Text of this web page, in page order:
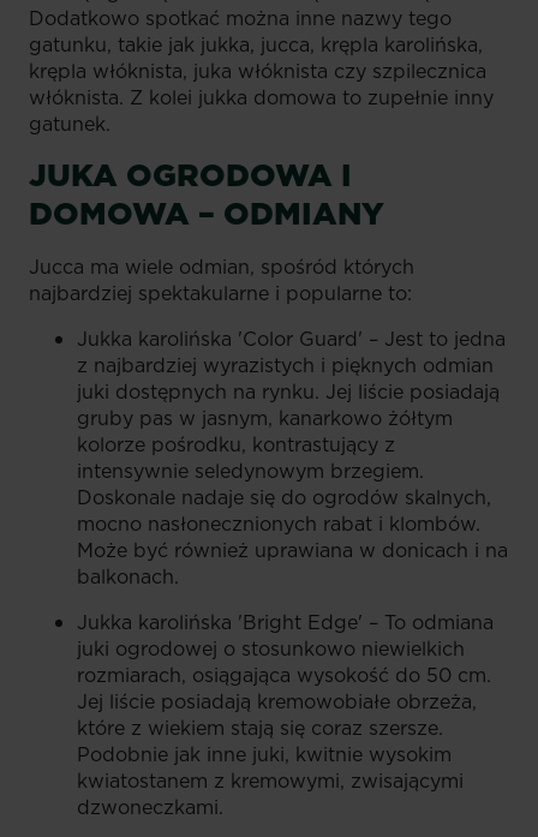
Dodatkowo spotkać można inne nazwy tego
gatunku, takie jak jukka, jucca, krępla karolińska,
krępla włóknista, juka włóknista czy szpilecznica
włóknista. Z kolei jukka domowa to zupełnie inny
gatunek.
JUKA OGRODOWA I
DOMOWA – ODMIANY
Jucca ma wiele odmian, spośród których
najbardziej spektakularne i popularne to:
Jukka karolińska 'Color Guard' – Jest to jedna
z najbardziej wyrazistych i pięknych odmian
juki dostępnych na rynku. Jej liście posiadają
gruby pas w jasnym, kanarkowo żółtym
kolorze pośrodku, kontrastujący z
intensywnie seledynowym brzegiem.
Doskonale nadaje się do ogrodów skalnych,
mocno nasłonecznionych rabat i klombów.
Może być również uprawiana w donicach i na
balkonach.
Jukka karolińska 'Bright Edge' – To odmiana
juki ogrodowej o stosunkowo niewielkich
rozmiarach, osiągająca wysokość do 50 cm.
Jej liście posiadają kremowobiałe obrzeża,
które z wiekiem stają się coraz szersze.
Podobnie jak inne juki, kwitnie wysokim
kwiatostanem z kremowymi, zwisającymi
dzwoneczkami.